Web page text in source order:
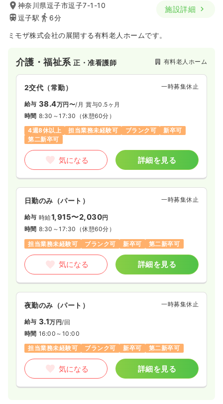
神奈川県逗子市逗子7-1-10
逗子駅
6分
施設詳細
ミモザ株式会社の展開する有料老人ホームです。
介護・福祉系正・准看護師 有料老人ホーム
2交代（常勤） 一時募集休止
給与 38.4万円〜/月 賞与0.5ヶ月
時間 8:30～17:30 （休憩60分）
4週8休以上
担当業務未経験可 ブランク可
新卒可
第二新卒可
気になる 詳細を見る
日勤のみ（パート） 一時募集休止
給与 時給1,915〜2,030円
時間 8:30～17:30 （休憩60分）
担当業務未経験可
ブランク可 新卒可 第二新卒可
気になる 詳細を見る
夜勤のみ（パート） 一時募集休止
給与 3.1万円/回
時間 16:00～10:00
担当業務未経験可
ブランク可 新卒可 第二新卒可
気になる 詳細を見る